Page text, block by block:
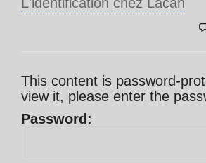
This content is password-
view it, please enter the
Password: